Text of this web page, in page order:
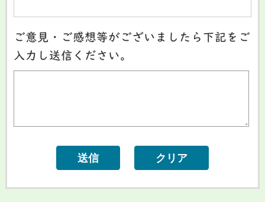
ご意見・ご感想等がございましたら下記をご
入力し送信ください。